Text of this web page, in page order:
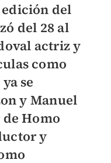
del
del 28 al
actriz y
como
se
y Manuel
Homo
y